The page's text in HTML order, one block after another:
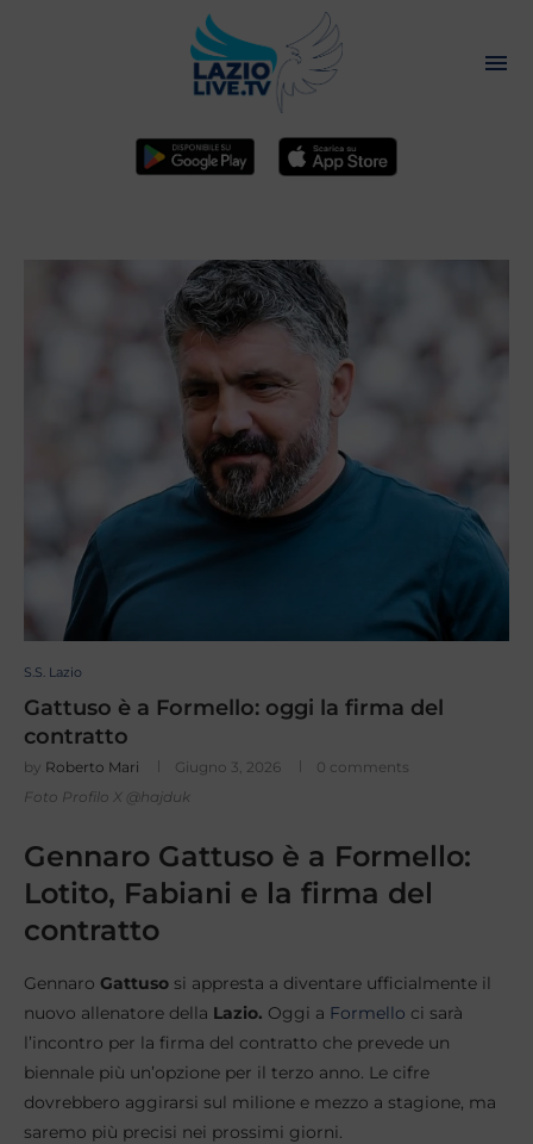
S.S. Lazio
Gattuso è a Formello: oggi la firma del
contratto
by Roberto Mari Giugno 3, 2026
0 comments
Foto Profilo X @hajduk
Gennaro Gattuso è a Formello:
Lotito, Fabiani e la firma del
contratto
Gennaro Gattuso si appresta a diventare ufficialmente il
nuovo allenatore della Lazio. Oggi a Formello ci sarà
l’incontro per la firma del contratto che prevede un
biennale più un’opzione per il terzo anno. Le cifre
dovrebbero aggirarsi sul milione e mezzo a stagione, ma
saremo più precisi nei prossimi giorni.